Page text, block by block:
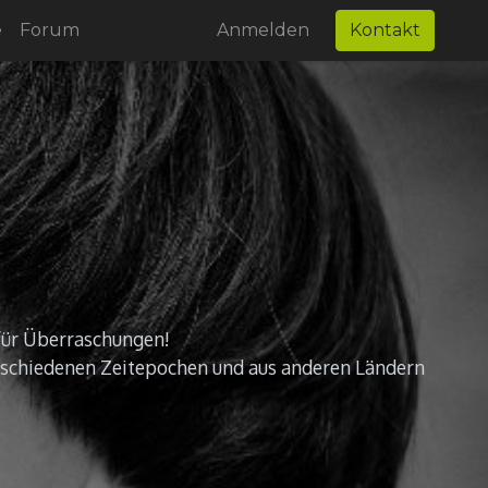
Forum Anmelden Kontakt
Überraschungen!
Zeitepochen und aus anderen Ländern